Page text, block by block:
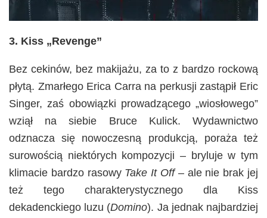
3. Kiss „Revenge”
Bez cekinów, bez makijażu, za to z bardzo rockową
płytą. Zmarłego Erica Carra na perkusji zastąpił Eric
Singer, zaś obowiązki prowadzącego „wiosłowego”
wziął na siebie Bruce Kulick. Wydawnictwo
odznacza się nowoczesną produkcją, poraża też
surowością niektórych kompozycji – bryluje w tym
klimacie bardzo rasowy Take It Off – ale nie brak jej
też tego charakterystycznego dla Kiss
dekadenckiego luzu (Domino). Ja jednak najbardziej